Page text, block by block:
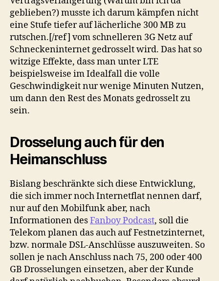
geblieben?) musste ich darum kämpfen nicht
eine Stufe tiefer auf lächerliche 300 MB zu
rutschen.[/ref] vom schnelleren 3G Netz auf
Schneckeninternet gedrosselt wird. Das hat so
witzige Effekte, dass man unter LTE
beispielsweise im Idealfall die volle
Geschwindigkeit nur wenige Minuten Nutzen,
um dann den Rest des Monats gedrosselt zu
sein.
Drosselung auch für den
Heimanschluss
Bislang beschränkte sich diese Entwicklung,
die sich immer noch Internetflat nennen darf,
nur auf den Mobilfunk aber, nach
Informationen desFanboy Podcast, soll die
Telekom planen das auch auf Festnetzinternet,
bzw. normale DSL-Anschlüsse auszuweiten. So
sollen je nach Anschluss nach 75, 200 oder 400
GB Drosselungen einsetzen, aber der Kunde